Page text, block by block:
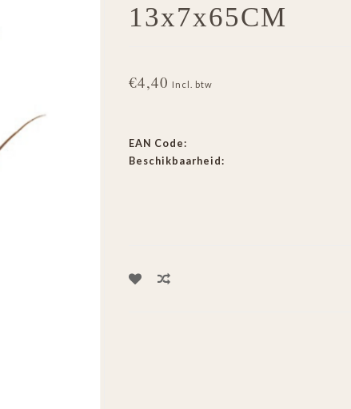
13x7x65CM
€4,40 Incl. btw
EAN Code:
Beschikbaarheid: